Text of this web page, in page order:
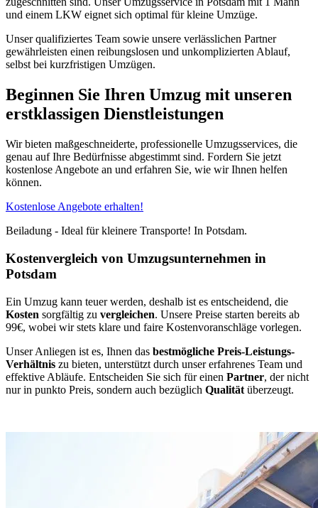
und einem LKW eignet sich optimal für kleine Umzüge.
Unser qualifiziertes Team sowie unsere verlässlichen Partner
gewährleisten einen reibungslosen und unkomplizierten Ablauf,
selbst bei kurzfristigen Umzügen.
Beginnen Sie Ihren Umzug mit unseren
erstklassigen Dienstleistungen
Wir bieten maßgeschneiderte, professionelle Umzugsservices, die
genau auf Ihre Bedürfnisse abgestimmt sind. Fordern Sie jetzt
kostenlose Angebote an und erfahren Sie, wie wir Ihnen helfen
können.
Kostenlose Angebote erhalten!
Beiladung - Ideal für kleinere Transporte! In Potsdam.
Kostenvergleich von Umzugsunternehmen in
Potsdam
Ein Umzug kann teuer werden, deshalb ist es entscheidend, die
Kosten sorgfältig zu vergleichen. Unsere Preise starten bereits ab
99€, wobei wir stets klare und faire Kostenvoranschläge vorlegen.
Unser Anliegen ist es, Ihnen das bestmögliche Preis-Leistungs-
Verhältnis zu bieten, unterstützt durch unser erfahrenes Team und
effektive Abläufe. Entscheiden Sie sich für einen Partner, der nicht
nur in punkto Preis, sondern auch bezüglich Qualität überzeugt.